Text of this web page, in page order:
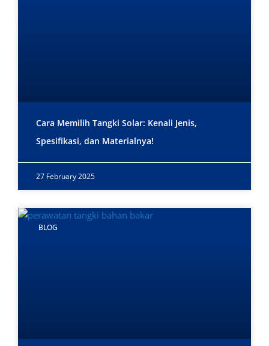
Cara Memilih Tangki Solar: Kenali Jenis,
Spesifikasi, dan Materialnya!
27 February 2025
BLOG